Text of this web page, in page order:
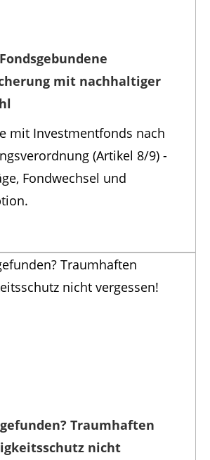
mit nachhaltiger
mit Investmentfonds nach
(Artikel 8/9) -
Fondwechsel und
Traumhaften
nicht